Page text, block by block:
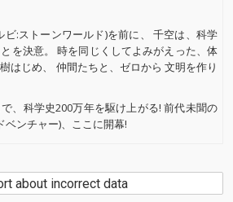
:ストーンワールド)を前に、 千空は、科学
を決意。 時を同じくしてよみがえった、体
はじめ、 仲間たちと、ゼロから 文明を作り
、科学史200万年を駆け上がる! 前代未聞の
ベンチャー)、ここに開幕!
about incorrect data